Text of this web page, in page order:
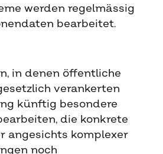
werden regelmässig
bearbeitet.
in denen öffentliche
verankerten
künftig besondere
die konkrete
angesichts komplexer
noch